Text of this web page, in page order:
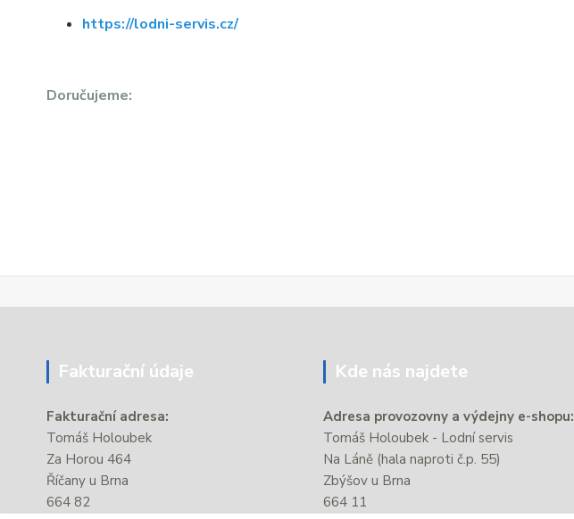
https://lodni-servis.cz/
Doručujeme:
Fakturační údaje
Fakturační adresa:
Tomáš Holoubek
Za Horou 464
Říčany u Brna
664 82
Kde nás najdete
Adresa provozovny a výdejny e-shopu:
Tomáš Holoubek - Lodní servis
Na Láně (hala naproti č.p. 55)
Zbýšov u Brna
664 11